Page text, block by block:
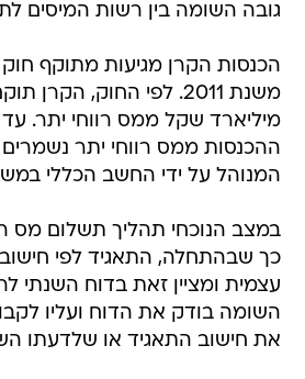
גובה השומה בין רשות המיסים
הכנסות הקרן מגיעות מתוקף חוק
משנת 2011. לפי החוק,
מיליארד שקל ממס רווחי יתר.
ההכנסות ממס רווחי יתר
המנוהל על ידי החשב הכללי
במצב הנוכחי תהליך תשלום מס
כך שבהתחלה, התאגיד לפי
עצמית ומציין זאת בדוח השנתי
השומה בודק את הדוח ועליו
את חישוב התאגיד או שלדעתו